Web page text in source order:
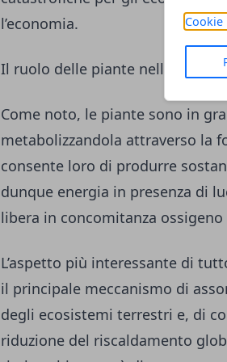
Cookie
l’economia.
Il ruolo delle piante
Come noto, le piante sono in
metabolizzandola attraverso la
consente loro di produrre
dunque energia in presenza di
libera in concomitanza ossigeno
L’aspetto più interessante di
il principale meccanismo di
degli ecosistemi terrestri e, di
riduzione del riscaldamento